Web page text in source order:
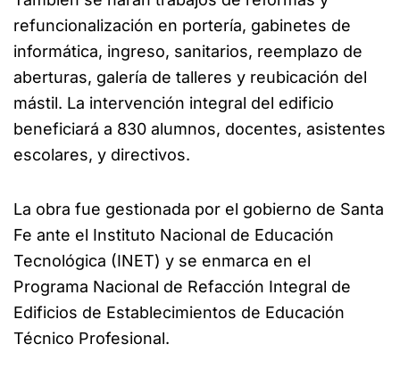
refuncionalización en portería, gabinetes de
informática, ingreso, sanitarios, reemplazo de
aberturas, galería de talleres y reubicación del
mástil. La intervención integral del edificio
beneficiará a 830 alumnos, docentes, asistentes
escolares, y directivos.
La obra fue gestionada por el gobierno de Santa
Fe ante el Instituto Nacional de Educación
Tecnológica (INET) y se enmarca en el
Programa Nacional de Refacción Integral de
Edificios de Establecimientos de Educación
Técnico Profesional.